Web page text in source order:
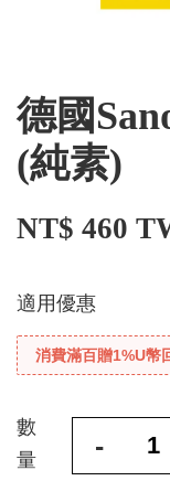
德國
(純素)
NT$ 460
適用優惠
消費滿百贈1%U幣
數
量
-